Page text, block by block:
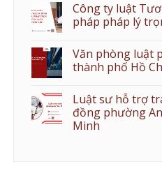
Công ty luật
pháp pháp lý
Văn phòng luật
thành phố Hồ
Luật sư hỗ trợ
đồng phường
Minh